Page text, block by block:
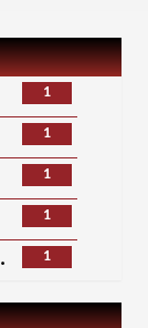
1
1
1
1
1